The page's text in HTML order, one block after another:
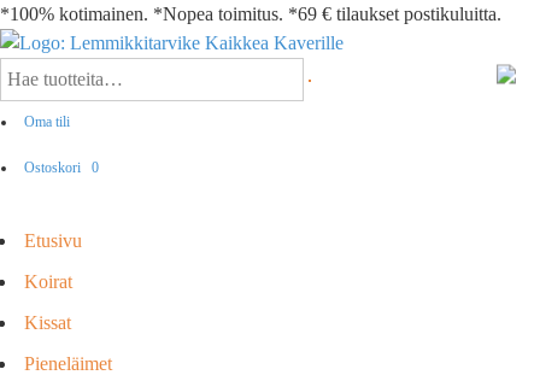
*100% kotimainen. *Nopea toimitus. *69 € tilaukset postikuluitta.
Oma tili
Ostoskori 0
Etusivu
Koirat
Kissat
Pieneläimet